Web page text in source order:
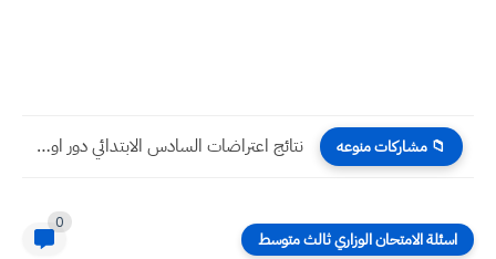
📁 مشاركات منوعه نتائج اعتراضات السادس الابتدائي دور اول 2022 الكرخ الثانية
اسئلة الامتحان الوزاري ثالث متوسط
0